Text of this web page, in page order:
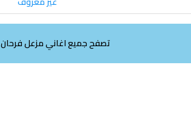
تصفح جميع اغاني مزعل فرحان